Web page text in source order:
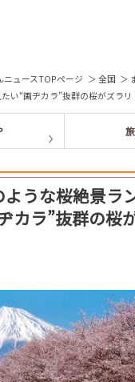
ニュースTOPページ 全国
い“画ヂカラ”抜群の桜がズラリ
ような桜絶景ラ
カラ”抜群の桜